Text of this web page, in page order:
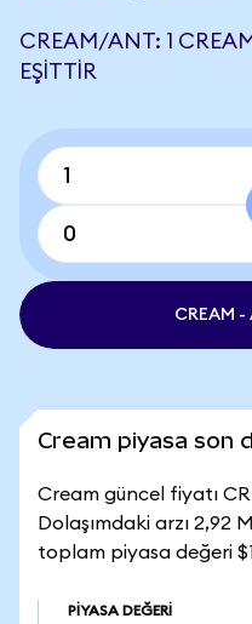
CREAM/ANT: 1
EŞITTIR
CREAM -
Cream piyasa son
Cream güncel fiyatı
Dolaşımdaki arzı 2,92
toplam piyasa değeri
PIYASA DEĞERI